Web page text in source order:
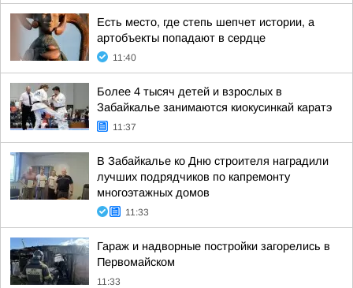
Есть место, где степь шепчет истории, а
артобъекты попадают в сердце
11:40
Более 4 тысяч детей и взрослых в
Забайкалье занимаются киокусинкай каратэ
11:37
В Забайкалье ко Дню строителя наградили
лучших подрядчиков по капремонту
многоэтажных домов
11:33
Гараж и надворные постройки загорелись в
Первомайском
11:33